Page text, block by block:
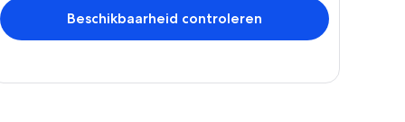
Beschikbaarheid controleren